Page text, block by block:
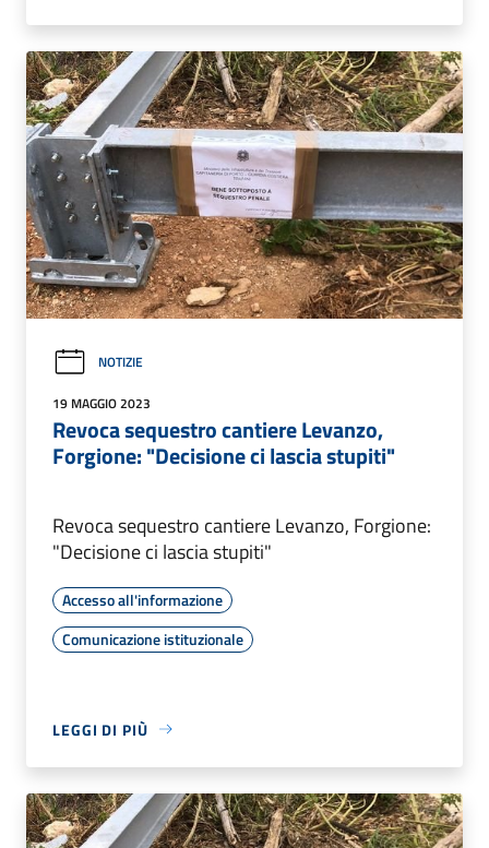
NOTIZIE
19 MAGGIO 2023
Revoca sequestro cantiere Levanzo,
Forgione: "Decisione ci lascia stupiti"
Revoca sequestro cantiere Levanzo, Forgione:
"Decisione ci lascia stupiti"
Accesso all'informazione
Comunicazione istituzionale
LEGGI DI PIÙ